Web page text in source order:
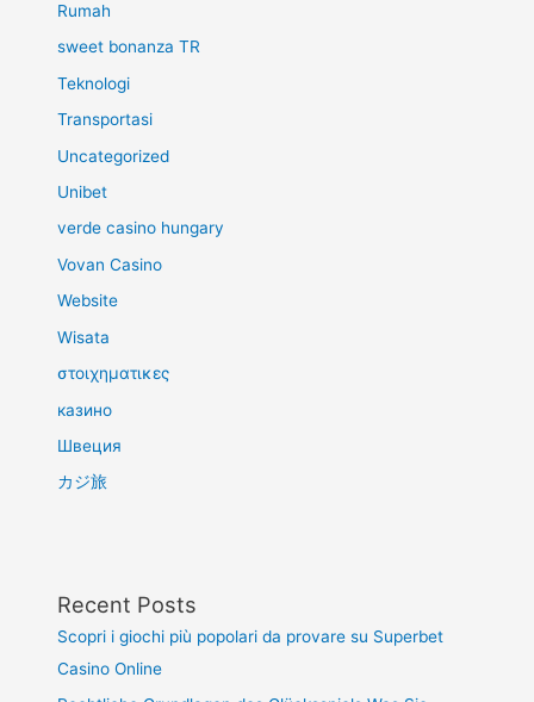
Rumah
sweet bonanza TR
Teknologi
Transportasi
Uncategorized
Unibet
verde casino hungary
Vovan Casino
Website
Wisata
στοιχηματικες
казино
Швеция
カジ旅
Recent Posts
Scopri i giochi più popolari da provare su Superbet
Casino Online